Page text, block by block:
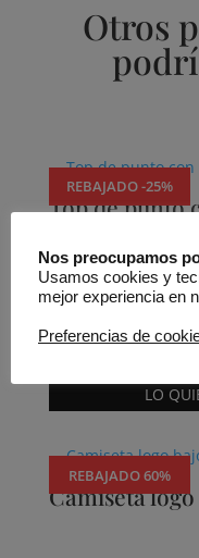
Otros
REBAJADO -25%
Top de punto
69,95€ 52,46€
LO
REBAJADO 60%
Camiseta
Nos preocupamos
Usamos cookies y
mejor experiencia en
Preferencias de